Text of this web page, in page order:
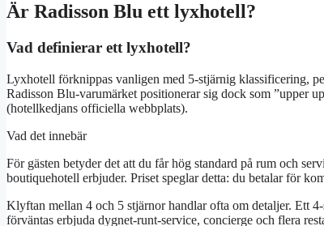
Är Radisson Blu ett lyxhotell?
Vad definierar ett lyxhotell?
Lyxhotell förknippas vanligen med 5-stjärnig klassificering,
Radisson Blu-varumärket positionerar sig dock som ”upper
(hotellkedjans officiella webbplats).
Vad det innebär
För gästen betyder det att du får hög standard på rum och
boutiquehotell erbjuder. Priset speglar detta: du betalar för
Klyftan mellan 4 och 5 stjärnor handlar ofta om detaljer. Ett
förväntas erbjuda dygnet-runt-service, concierge och flera